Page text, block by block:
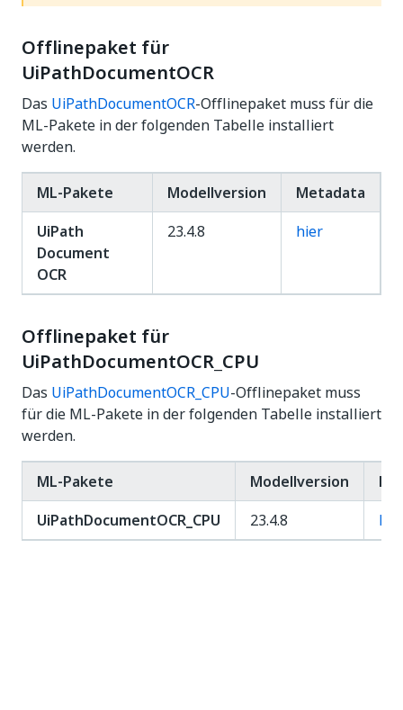
Offlinepaket für
UiPathDocumentOCR
Das UiPathDocumentOCR-Offlinepaket muss für die
ML-Pakete in der folgenden Tabelle installiert
werden.
ML-Pakete Modellversion
Metadata
UiPath
Document
OCR
23.4.8 hier
Offlinepaket für
UiPathDocumentOCR_CPU
Das UiPathDocumentOCR_CPU-Offlinepaket muss
für die ML-Pakete in der folgenden Tabelle installiert
werden.
ML-Pakete Modellversion
UiPathDocumentOCR_CPU
23.4.8